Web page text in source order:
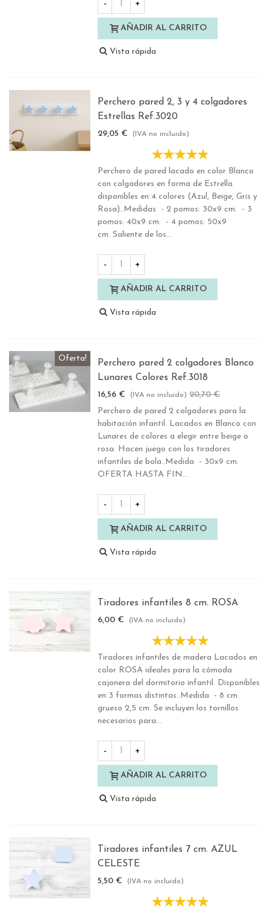
- +
AÑADIR AL CARRITO
Vista rápida
Perchero pared 2, 3 y 4 colgadores
Estrellas Ref.3020
29,05 € (IVA no incluido)
Perchero de pared lacado en color Blanco
con colgadores en forma de Estrella
disponibles en 4 colores (Azul, Beige, Gris y
Rosa)..Medidas - 2 pomos: 30x9 cm. - 3
pomos: 40x9 cm. - 4 pomos: 50x9
cm. Saliente de los...
- +
AÑADIR AL CARRITO
Vista rápida
Oferta!
Perchero pared 2 colgadores Blanco
Lunares Colores Ref.3018
16,56 € (IVA no incluido) 20,70 €
Perchero de pared 2 colgadores para la
habitación infantil. Lacados en Blanco con
Lunares de colores a elegir entre beige o
rosa. Hacen juego con los tiradores
infantiles de bola..Medida - 30x9 cm.
OFERTA HASTA FIN...
- +
AÑADIR AL CARRITO
Vista rápida
Tiradores infantiles 8 cm. ROSA
6,00 € (IVA no incluido)
Tiradores infantiles de madera Lacados en
color ROSA ideales para la cómoda
cajonera del dormitorio infantil. Disponibles
en 3 formas distintas..Medida - 8 cm.
grueso 2,5 cm. Se incluyen los tornillos
necesarios para...
- +
AÑADIR AL CARRITO
Vista rápida
Tiradores infantiles 7 cm. AZUL
CELESTE
5,50 € (IVA no incluido)